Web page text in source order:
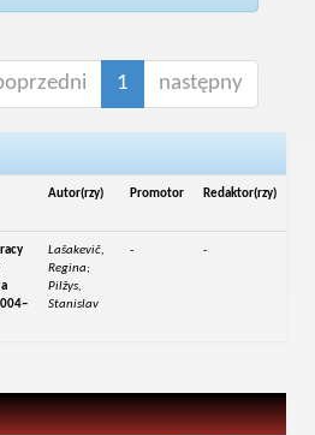
1 następny
Autor(rzy) Promotor Redaktor(rzy)
Lašakevič,
Regina;
Pilžys,
Stanislav
- -